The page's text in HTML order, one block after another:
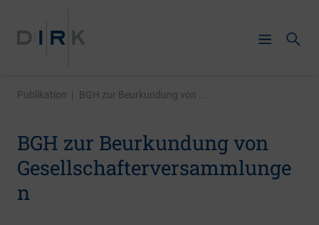
Publikation | BGH zur Beurkundung von ...
BGH zur Beurkundung von
Gesellschafterversammlunge
n